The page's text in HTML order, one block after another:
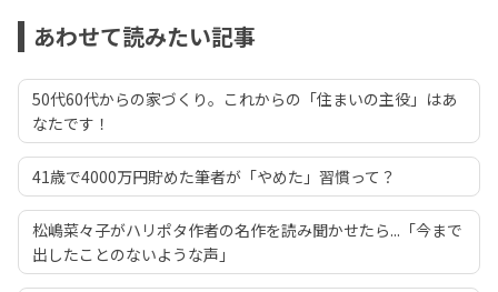
あわせて読みたい記事
50代60代からの家づくり。これからの「住まいの主役」はあ
なたです！
41歳で4000万円貯めた筆者が「やめた」習慣って？
松嶋菜々子がハリポタ作者の名作を読み聞かせたら...「今まで
出したことのないような声」